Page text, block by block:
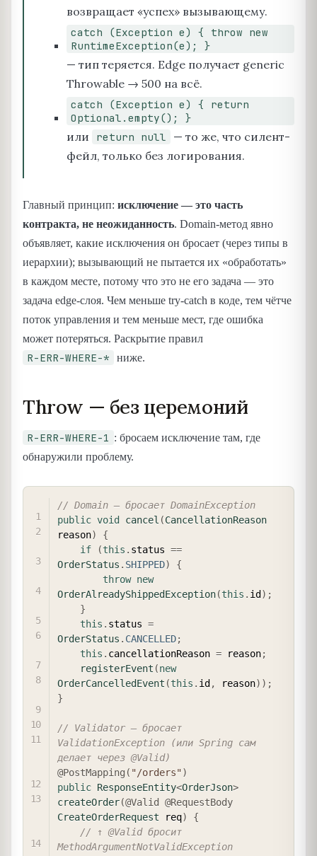
возвращает «успех» вызывающему.
catch (Exception e) { throw new
RuntimeException(e); }
— тип теряется. Edge получает generic
Throwable → 500 на всё.
catch (Exception e) { return
Optional.empty(); }
или return null
— то же, что силент-
фейл, только без логирования.
Главный принцип: исключение — это часть
контракта, не неожиданность. Domain-метод явно
объявляет, какие исключения он бросает (через типы в
иерархии); вызывающий не пытается их «обработать»
в каждом месте, потому что это не его задача — это
задача edge-слоя. Чем меньше try-catch в коде, тем чётче
поток управления и тем меньше мест, где ошибка
может потеряться. Раскрытие правил
R-ERR-WHERE-* ниже.
Throw — без церемоний
R-ERR-WHERE-1 : бросаем исключение там, где
обнаружили проблему.
// Domain — бросает DomainException
public void cancel (CancellationReason
reason)
{
if
(this . status ==
OrderStatus . SHIPPED)
{
throw new
OrderAlreadyShippedException(this . id ) ;
}
this . status =
OrderStatus . CANCELLED;
this . cancellationReason = reason;
registerEvent (new
OrderCancelledEvent (this . id , reason) ) ;
}
// Validator — бросает
ValidationException (или Spring сам
делает через @Valid)
@PostMapping ( "/orders")
public ResponseEntity<OrderJson>
createOrder(@Valid
@RequestBody
CreateOrderRequest req)
{
// ↑ @Valid бросит
MethodArgumentNotValidException